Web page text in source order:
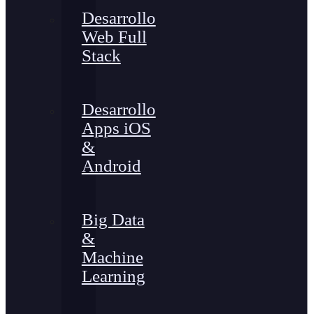
Desarrollo
Web Full
Stack
Desarrollo
Apps iOS
&
Android
Big Data
&
Machine
Learning